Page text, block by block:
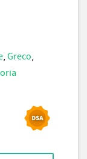
, Greco,